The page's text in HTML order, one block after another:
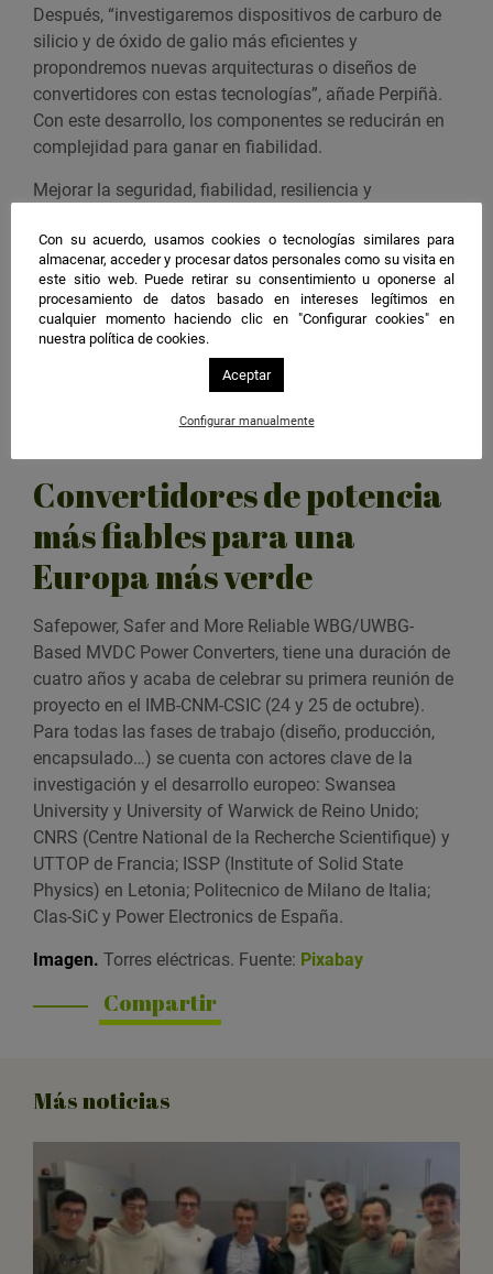
Después, “investigaremos dispositivos de carburo de
silicio y de óxido de galio más eficientes y
propondremos nuevas arquitecturas o diseños de
convertidores con estas tecnologías”, añade Perpiñà.
Con este desarrollo, los componentes se reducirán en
complejidad para ganar en fiabilidad.
Mejorar la seguridad, fiabilidad, resiliencia y
red eléctricamás eficiente. El equipo de Safepower
busca así “impulsar la transición energética de
Europa”, concluye.
Estas soluciones proporcionarán una ventaja
competitiva frente a los fabricantes de convertidores
de potencia no pertenecientes a la UE. Será también
una ventaja estratégica crucial para garantizar el
Convertidores de potencia
más fiables para una
Europa más verde
Safepower, Safer and More Reliable WBG/UWBG-
Based MVDC Power Converters, tiene una duración de
cuatro años y acaba de celebrar su primera reunión de
proyecto en el IMB-CNM-CSIC (24 y 25 de octubre).
Para todas las fases de trabajo (diseño, producción,
encapsulado…) se cuenta con actores clave de la
investigación y el desarrollo europeo: Swansea
University y University of Warwick de Reino Unido;
CNRS (Centre National de la Recherche Scientifique) y
UTTOP de Francia; ISSP (Institute of Solid State
Physics) en Letonia; Politecnico de Milano de Italia;
Clas-SiC y Power Electronics de España.
Imagen. Torres eléctricas. Fuente: Pixabay
Compartir
Más noticias
Con su acuerdo, usamos cookies o tecnologías similares para
almacenar, acceder y procesar datos personales como su visita en
este sitio web. Puede retirar su consentimiento u oponerse al
procesamiento de datos basado en intereses legítimos en
cualquier momento haciendo clic en "Configurar cookies" en
nuestra política de cookies.
Aceptar
Configurar manualmente